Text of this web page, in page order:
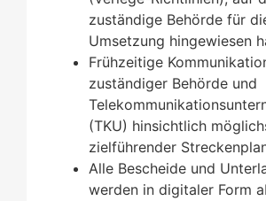
zuständige Behörde für
Umsetzung hingewiesen
Frühzeitige
zuständiger Behörde und
(TKU) hinsichtlich
zielführender
Alle Bescheide und
werden in digitaler Form